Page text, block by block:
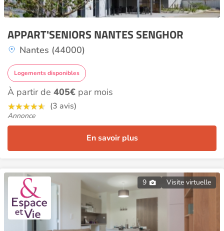
APPART'SENIORS NANTES SENGHOR
Nantes (44000)
Logements disponibles
À partir de 405€ par mois
(3 avis)
Annonce
En savoir plus
9 Visite virtuelle